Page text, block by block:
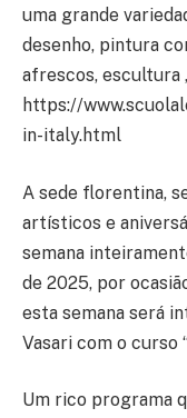
uma grande
desenho, pintura
afrescos, escultura
https://
in-italy.html
A sede florentina,
artísticos e
semana
de 2025, por
esta semana será
Vasari com o curso
Um rico programa